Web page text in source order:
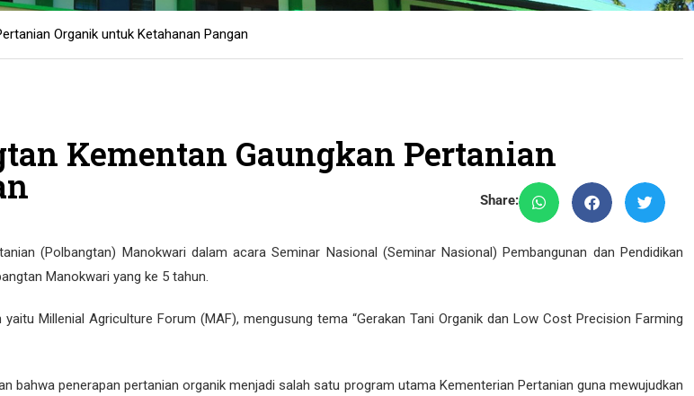
Organik untuk Ketahanan Pangan
Kementan Gaungkan Pertanian
Share:
(Polbangtan) Manokwari dalam acara Seminar Nasional (Seminar Nasional) Pembangunan dan Pendidikan
Manokwari yang ke 5 tahun.
Millenial Agriculture Forum (MAF), mengusung tema “Gerakan Tani Organik dan Low Cost Precision Farming
bahwa penerapan pertanian organik menjadi salah satu program utama Kementerian Pertanian guna mewujudkan